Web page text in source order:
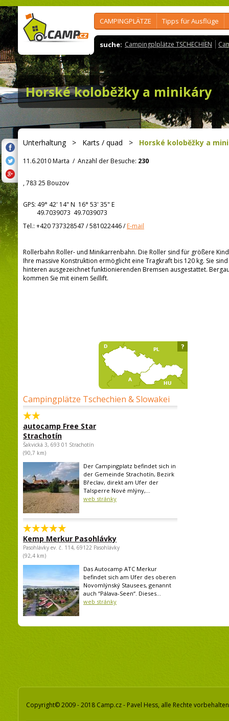
CAMPINGPLÄTZE Tipps für Ausflüge
suche: Campingplplätze TSCHECHIEN
Horské koloběžky a minikáry
Unterhaltung> Karts / quad > Horské koloběžky a
11.6.2010 Marta / Anzahl der Besuche: 230
, 783 25 Bouzov
GPS: 49° 42' 14" N 16° 53' 35" E
49.7039073 49.7039073
Tel.: +420 737328547 / 581022446/E-mail
Rollerbahn Roller- und Minikarrenbahn. Die Roller sind für größere
Ihre massive Konstruktion ermöglicht eine Tragkraft bis 120 kg. Sie
hinteren ausgezeichnet funktionierenden Bremsen ausgestattet.
kommen Sie mit einem Seillift.
Campingplätze Tschechien & Slowakei
autocamp Free Star
Strachotín
Šakvická 3, 693 01 Strachotín
(90,7 km)
Der Campingplatz befindet sich in
der Gemeinde Strachotín, Bezirk
Břeclav, direkt am Ufer der
Talsperre Nové mlýny,...
web stránky
Kemp Merkur Pasohlávky
Pasohlávky ev. č. 114, 69122 Pasohlávky
(92,4 km)
Das Autocamp ATC Merkur
befindet sich am Ufer des oberen
Novomlýnský Stausees, genannt
auch “Pálava-Seen“. Dieses...
web stránky
?
Copyright© 2009 - 2018 Camp.cz - Pavel Hess, alle Rechte vorbehalten